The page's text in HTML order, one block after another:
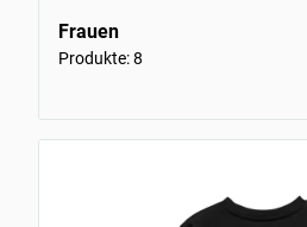
Frauen
Produkte: 8